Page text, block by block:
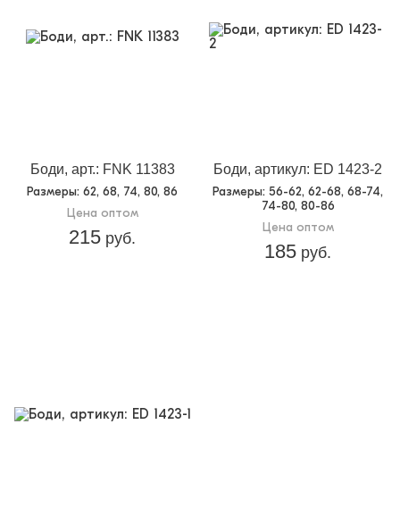
Боди, арт.: FNK 11383
Размеры: 62, 68, 74, 80, 86
Цена оптом
215 руб.
Боди, артикул: ED 1423-2
Размеры: 56-62, 62-68, 68-74,
74-80, 80-86
Цена оптом
185 руб.